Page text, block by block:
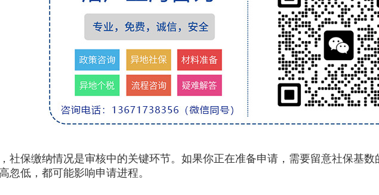
保缴纳情况是审核中的关键环节。如果你正在准备申请，需要留意社保基数
忽低，都可能影响申请进程。